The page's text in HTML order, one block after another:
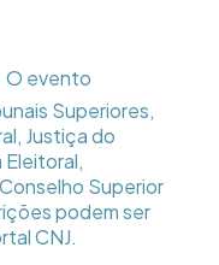
O evento
Superiores,
Justiça do
Eleitoral,
Superior
podem ser
CNJ.